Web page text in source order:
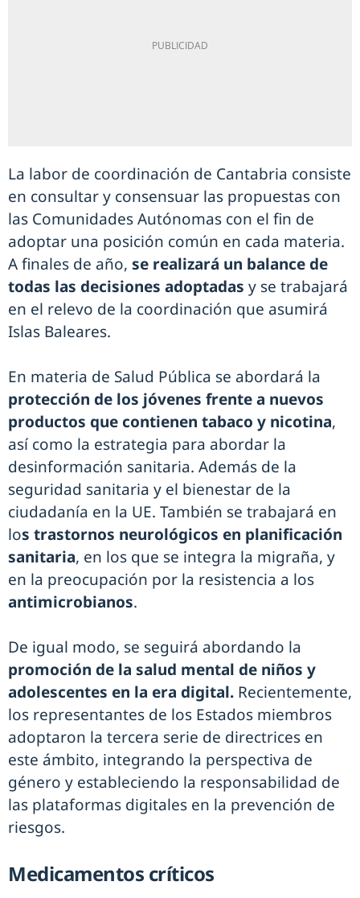
La labor de coordinación de Cantabria consiste
en consultar y consensuar las propuestas con
las Comunidades Autónomas con el fin de
adoptar una posición común en cada materia.
A finales de año, se realizará un balance de
todas las decisiones adoptadas y se trabajará
en el relevo de la coordinación que asumirá
Islas Baleares.
En materia de Salud Pública se abordará la
protección de los jóvenes frente a nuevos
productos que contienen tabaco y nicotina,
así como la estrategia para abordar la
desinformación sanitaria. Además de la
seguridad sanitaria y el bienestar de la
ciudadanía en la UE. También se trabajará en
los trastornos neurológicos en planificación
sanitaria, en los que se integra la migraña, y
en la preocupación por la resistencia a los
antimicrobianos.
De igual modo, se seguirá abordando la
promoción de la salud mental de niños y
adolescentes en la era digital. Recientemente,
los representantes de los Estados miembros
adoptaron la tercera serie de directrices en
este ámbito, integrando la perspectiva de
género y estableciendo la responsabilidad de
las plataformas digitales en la prevención de
riesgos.
Medicamentos críticos